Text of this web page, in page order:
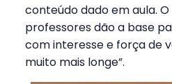
conteúdo dado em aula. O
professores dão a base
com interesse e força de
muito mais longe”.